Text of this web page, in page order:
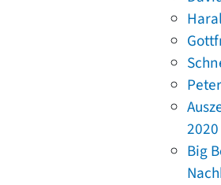
2020
Big